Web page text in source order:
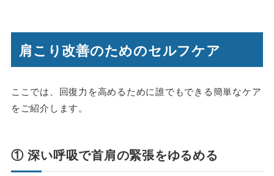
肩こり改善のためのセルフケア
ここでは、回復力を高めるために誰でもできる簡単なケア
をご紹介します。
① 深い呼吸で首肩の緊張をゆるめる